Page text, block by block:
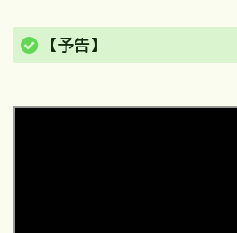
【予告】